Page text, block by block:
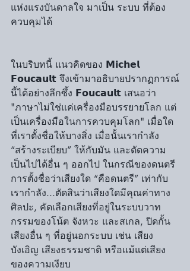
แห่งแรงบันดาลใจ มาเป็น ระบบ ที่ต้อง
ควบคุมได้
ในบริบทนี้ แนวคิดของ 𝗠𝗶𝗰𝗵𝗲𝗹
𝗙𝗼𝘂𝗰𝗮𝘂𝗹𝘁 จึงเข้ามาอธิบายปรากฏการณ์
นี้ได้อย่างลึกซึ้ง 𝗙𝗼𝘂𝗰𝗮𝘂𝗹𝘁 เสนอว่า
"ภาษาไม่ใช่แค่เครื่องมือบรรยายโลก แต่
เป็นเครื่องมือในการควบคุมโลก" เมื่อใด
ที่เราตั้งชื่อให้บางสิ่ง เมื่อนั้นเรากำลัง
“สร้างระเบียบ” ให้กับมัน และตัดความ
เป็นไปได้อื่น ๆ ออกไป ในกรณีของดนตรี
การตั้งชื่อว่าเสียงใด “คือดนตรี” เท่ากับ
เรากำลัง...ตัดสินว่าเสียงใดมีคุณค่าทาง
ศิลปะ, คัดเลือกเสียงที่อยู่ในระบบวาท
กรรมของโน้ต จังหวะ และสเกล, ปิดกั้น
เสียงอื่น ๆ ที่อยู่นอกระบบ เช่น เสียง
บังเอิญ เสียงธรรมชาติ หรือแม้แต่เสียง
ของความเงียบ